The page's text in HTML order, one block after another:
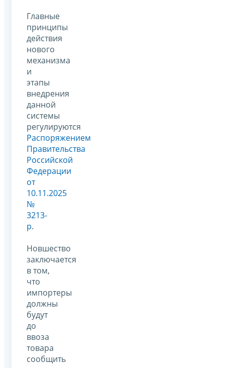
Главные
принципы
действия
нового
механизма
и
этапы
внедрения
данной
системы
регулируются
Распоряжением
Правительства
Российской
Федерации
от
10.11.2025
№
3213-
р.
Новшество
заключается
в том,
что
импортеры
должны
будут
до
ввоза
товара
сообщить